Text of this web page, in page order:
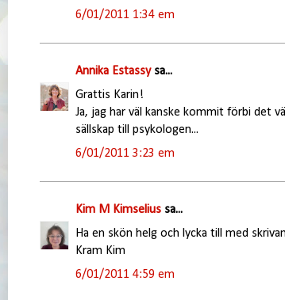
6/01/2011 1:34 em
Annika Estassysa...
Grattis Karin!
Ja, jag har väl kanske kommit förbi det
sällskap till psykologen...
6/01/2011 3:23 em
Kim M Kimseliussa...
Ha en skön helg och lycka till med
Kram Kim
6/01/2011 4:59 em